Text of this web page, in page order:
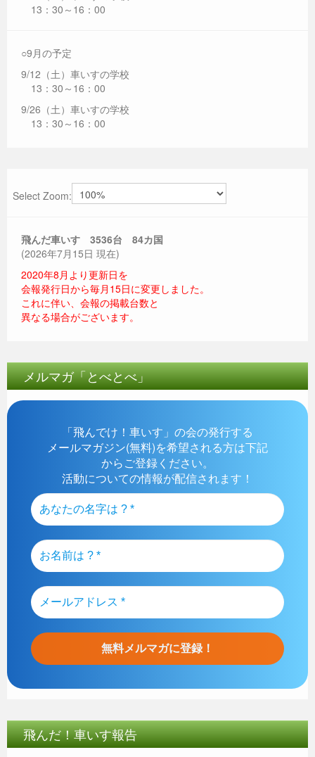
13：30～16：00
○9月の予定
9/12（土）車いすの学校
13：30～16：00
9/26（土）車いすの学校
13：30～16：00
Select Zoom:
飛んだ車いす 3536台 84カ国
(2026年7月15日 現在)
2020年8月より更新日を
会報発行日から毎月15日に変更しました。
これに伴い、会報の掲載台数と
異なる場合がございます。
メルマガ「とべとべ」
「飛んでけ！車いす」の会の発行する
メールマガジン(無料)を希望される方は下記
からご登録ください。
活動についての情報が配信されます！
飛んだ！車いす報告